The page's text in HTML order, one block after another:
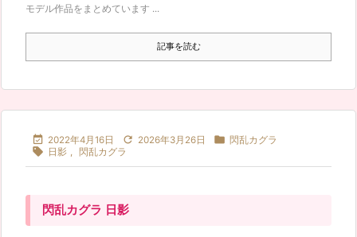
モデル作品をまとめています ...
記事を読む
 2022年4月16日  2026年3月26日  閃乱カグラ
 日影 , 閃乱カグラ
閃乱カグラ 日影